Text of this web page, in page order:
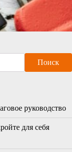
Поиск
руководство
для себя